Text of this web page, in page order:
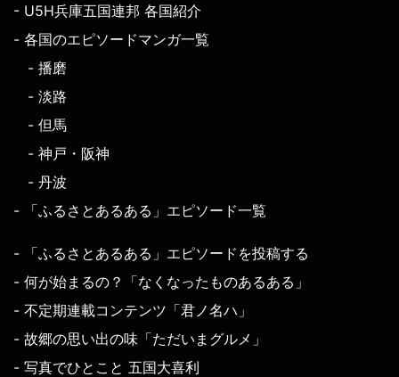
- U5H兵庫五国連邦 各国紹介
- 各国のエピソードマンガ一覧
- 播磨
- 淡路
- 但馬
- 神戸・阪神
- 丹波
- 「ふるさとあるある」エピソード一覧
- 「ふるさとあるある」エピソードを投稿する
- 何が始まるの？「なくなったものあるある」
- 不定期連載コンテンツ「君ノ名ハ」
- 故郷の思い出の味「ただいまグルメ」
- 写真でひとこと 五国大喜利